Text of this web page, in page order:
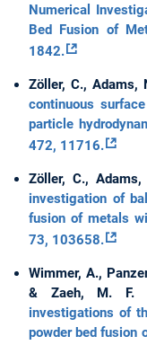
Numerical
Bed Fusion of
1842.
Zöller, C., Adams,
continuous
particle
472, 11716.
Zöller, C.,
investigation of
fusion of metals
73, 103658.
Wimmer, A.,
& Zaeh, M. F.
investigations of
powder bed fusion